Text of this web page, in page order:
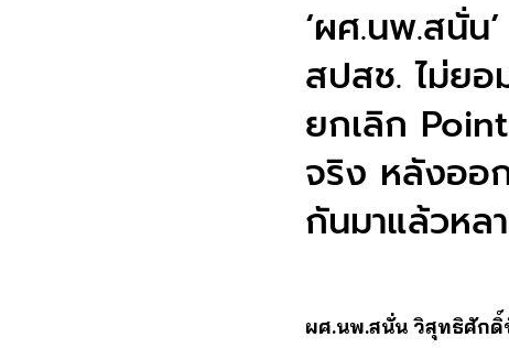
‘ผศ.นพ.สนั่น
สปสช. ไม่ยอ
ยกเลิก
จริง หลังออ
กันมาแล้วหล
ผศ.นพ.สนั่น วิสุทธิศักดิ์